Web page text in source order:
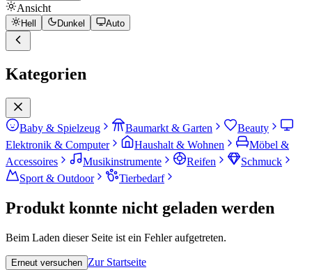
Ansicht
Hell Dunkel Auto
Kategorien
Baby & Spielzeug Baumarkt & Garten
Beauty
Elektronik & Computer
Haushalt & Wohnen
Möbel &
Accessoires
Musikinstrumente Reifen
Schmuck
Sport & Outdoor
Tierbedarf
Produkt konnte nicht geladen werden
Beim Laden dieser Seite ist ein Fehler aufgetreten.
Erneut versuchen Zur Startseite